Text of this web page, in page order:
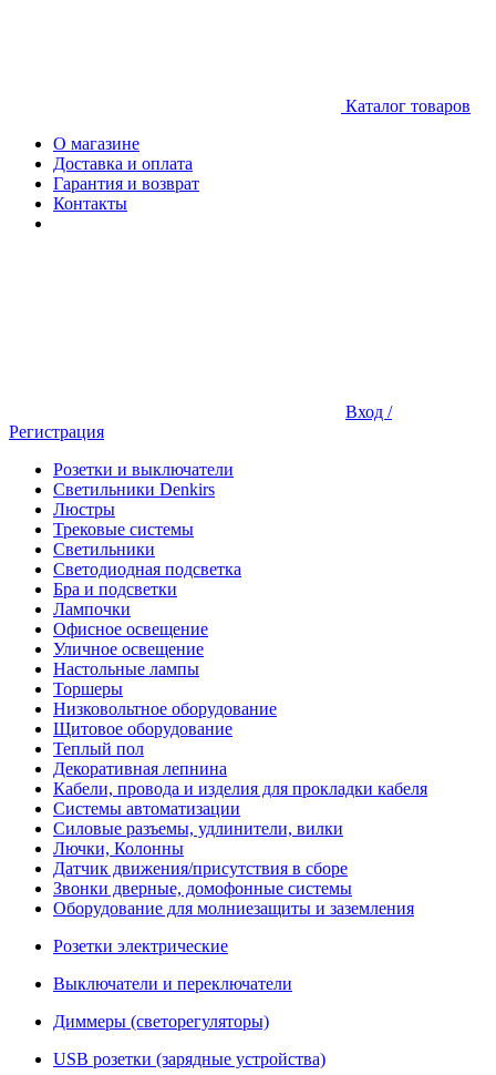
Каталог товаров
О магазине
Доставка и оплата
Гарантия и возврат
Контакты
Вход /
Регистрация
Розетки и выключатели
Светильники Denkirs
Люстры
Трековые системы
Светильники
Светодиодная подсветка
Бра и подсветки
Лампочки
Офисное освещение
Уличное освещение
Настольные лампы
Торшеры
Низковольтное оборудование
Щитовое оборудование
Теплый пол
Декоративная лепнина
Кабели, провода и изделия для прокладки кабеля
Системы автоматизации
Силовые разъемы, удлинители, вилки
Лючки, Колонны
Датчик движения/присутствия в сборе
Звонки дверные, домофонные системы
Оборудование для молниезащиты и заземления
Розетки электрические
Выключатели и переключатели
Диммеры (светорегуляторы)
USB розетки (зарядные устройства)